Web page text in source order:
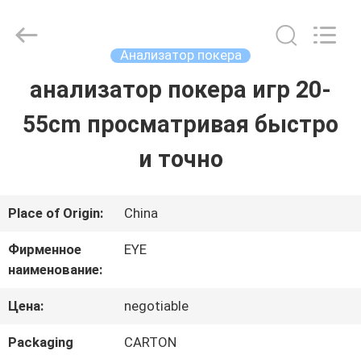
ГЛАВНАЯ
СТРАНИЦА
О
КОМПАНИИ
НАША
Poker
Cheat
Reserved.
Анализатор покера
анализатор покера игр 20-
55cm просматривая быстро
и точно
Place of Origin: China
Фирменное
наименование:
EYE
Цена: negotiable
Packaging
CARTON